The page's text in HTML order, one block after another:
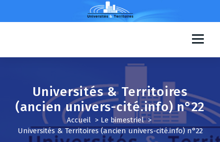
a
Universités & Territoires
(ancien univers-cité.info) n°22
Accueil > Le bimestriel>
Universités & Territoires (ancien univers-cité.info) n°22